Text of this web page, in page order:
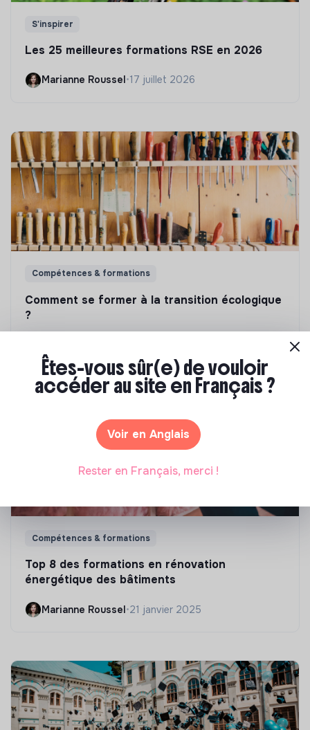
S'inspirer
Les 25 meilleures formations RSE en 2026
Marianne Roussel •17 juillet 2026
Compétences & formations
Comment se former à la transition écologique
?
Compétences & formations
Top 8 des formations en rénovation
énergétique des bâtiments
Marianne Roussel•21 janvier 2025
Êtes-vous sûr(e) de vouloir
accéder au site en Français ?
Voir en Anglais
Rester en Français, merci !